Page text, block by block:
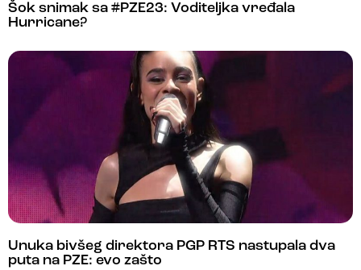
Šok snimak sa #PZE23: Voditeljka vređala
Hurricane?
Unuka bivšeg direktora PGP RTS nastupala dva
puta na PZE: evo zašto